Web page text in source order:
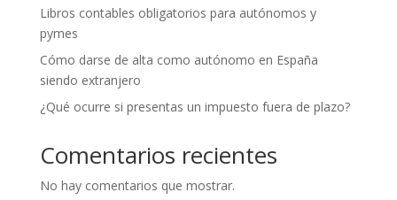
Libros contables obligatorios para autónomos y
pymes
Cómo darse de alta como autónomo en España
siendo extranjero
¿Qué ocurre si presentas un impuesto fuera de plazo?
Comentarios recientes
No hay comentarios que mostrar.